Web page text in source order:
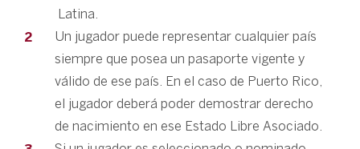
Latina.
Un jugador puede representar cualquier país
siempre que posea un pasaporte vigente y
válido de ese país. En el caso de Puerto Rico,
el jugador deberá poder demostrar derecho
de nacimiento en ese Estado Libre Asociado.